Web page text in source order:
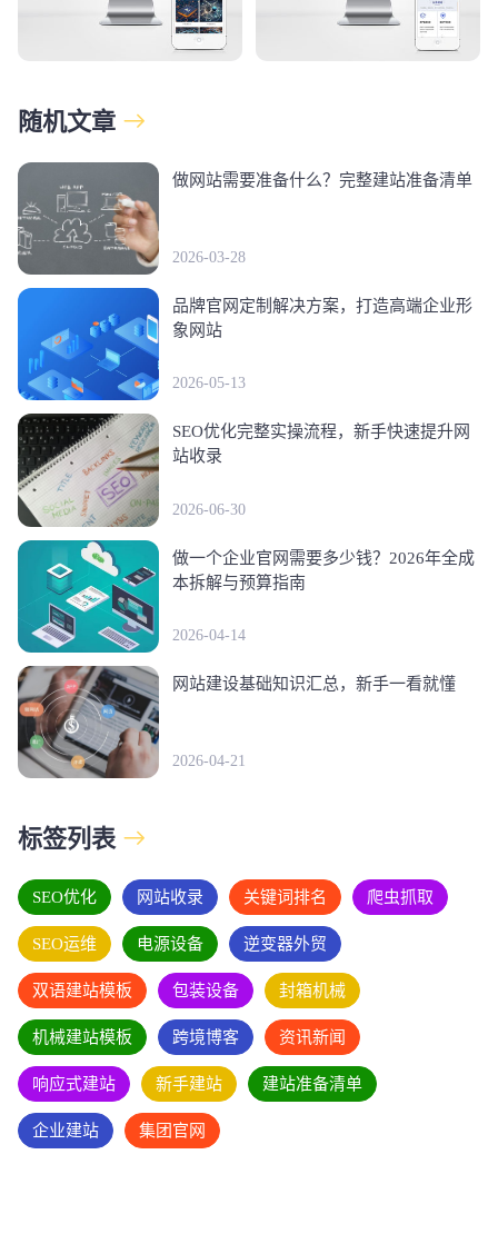
随机文章
做网站需要准备什么？完整建站准备清单
2026-03-28
品牌官网定制解决方案，打造高端企业形
象网站
2026-05-13
SEO优化完整实操流程，新手快速提升网
站收录
2026-06-30
做一个企业官网需要多少钱？2026年全成
本拆解与预算指南
2026-04-14
网站建设基础知识汇总，新手一看就懂
2026-04-21
标签列表
SEO优化 网站收录 关键词排名 爬虫抓取
SEO运维 电源设备 逆变器外贸
双语建站模板 包装设备 封箱机械
机械建站模板 跨境博客 资讯新闻
响应式建站 新手建站 建站准备清单
企业建站 集团官网